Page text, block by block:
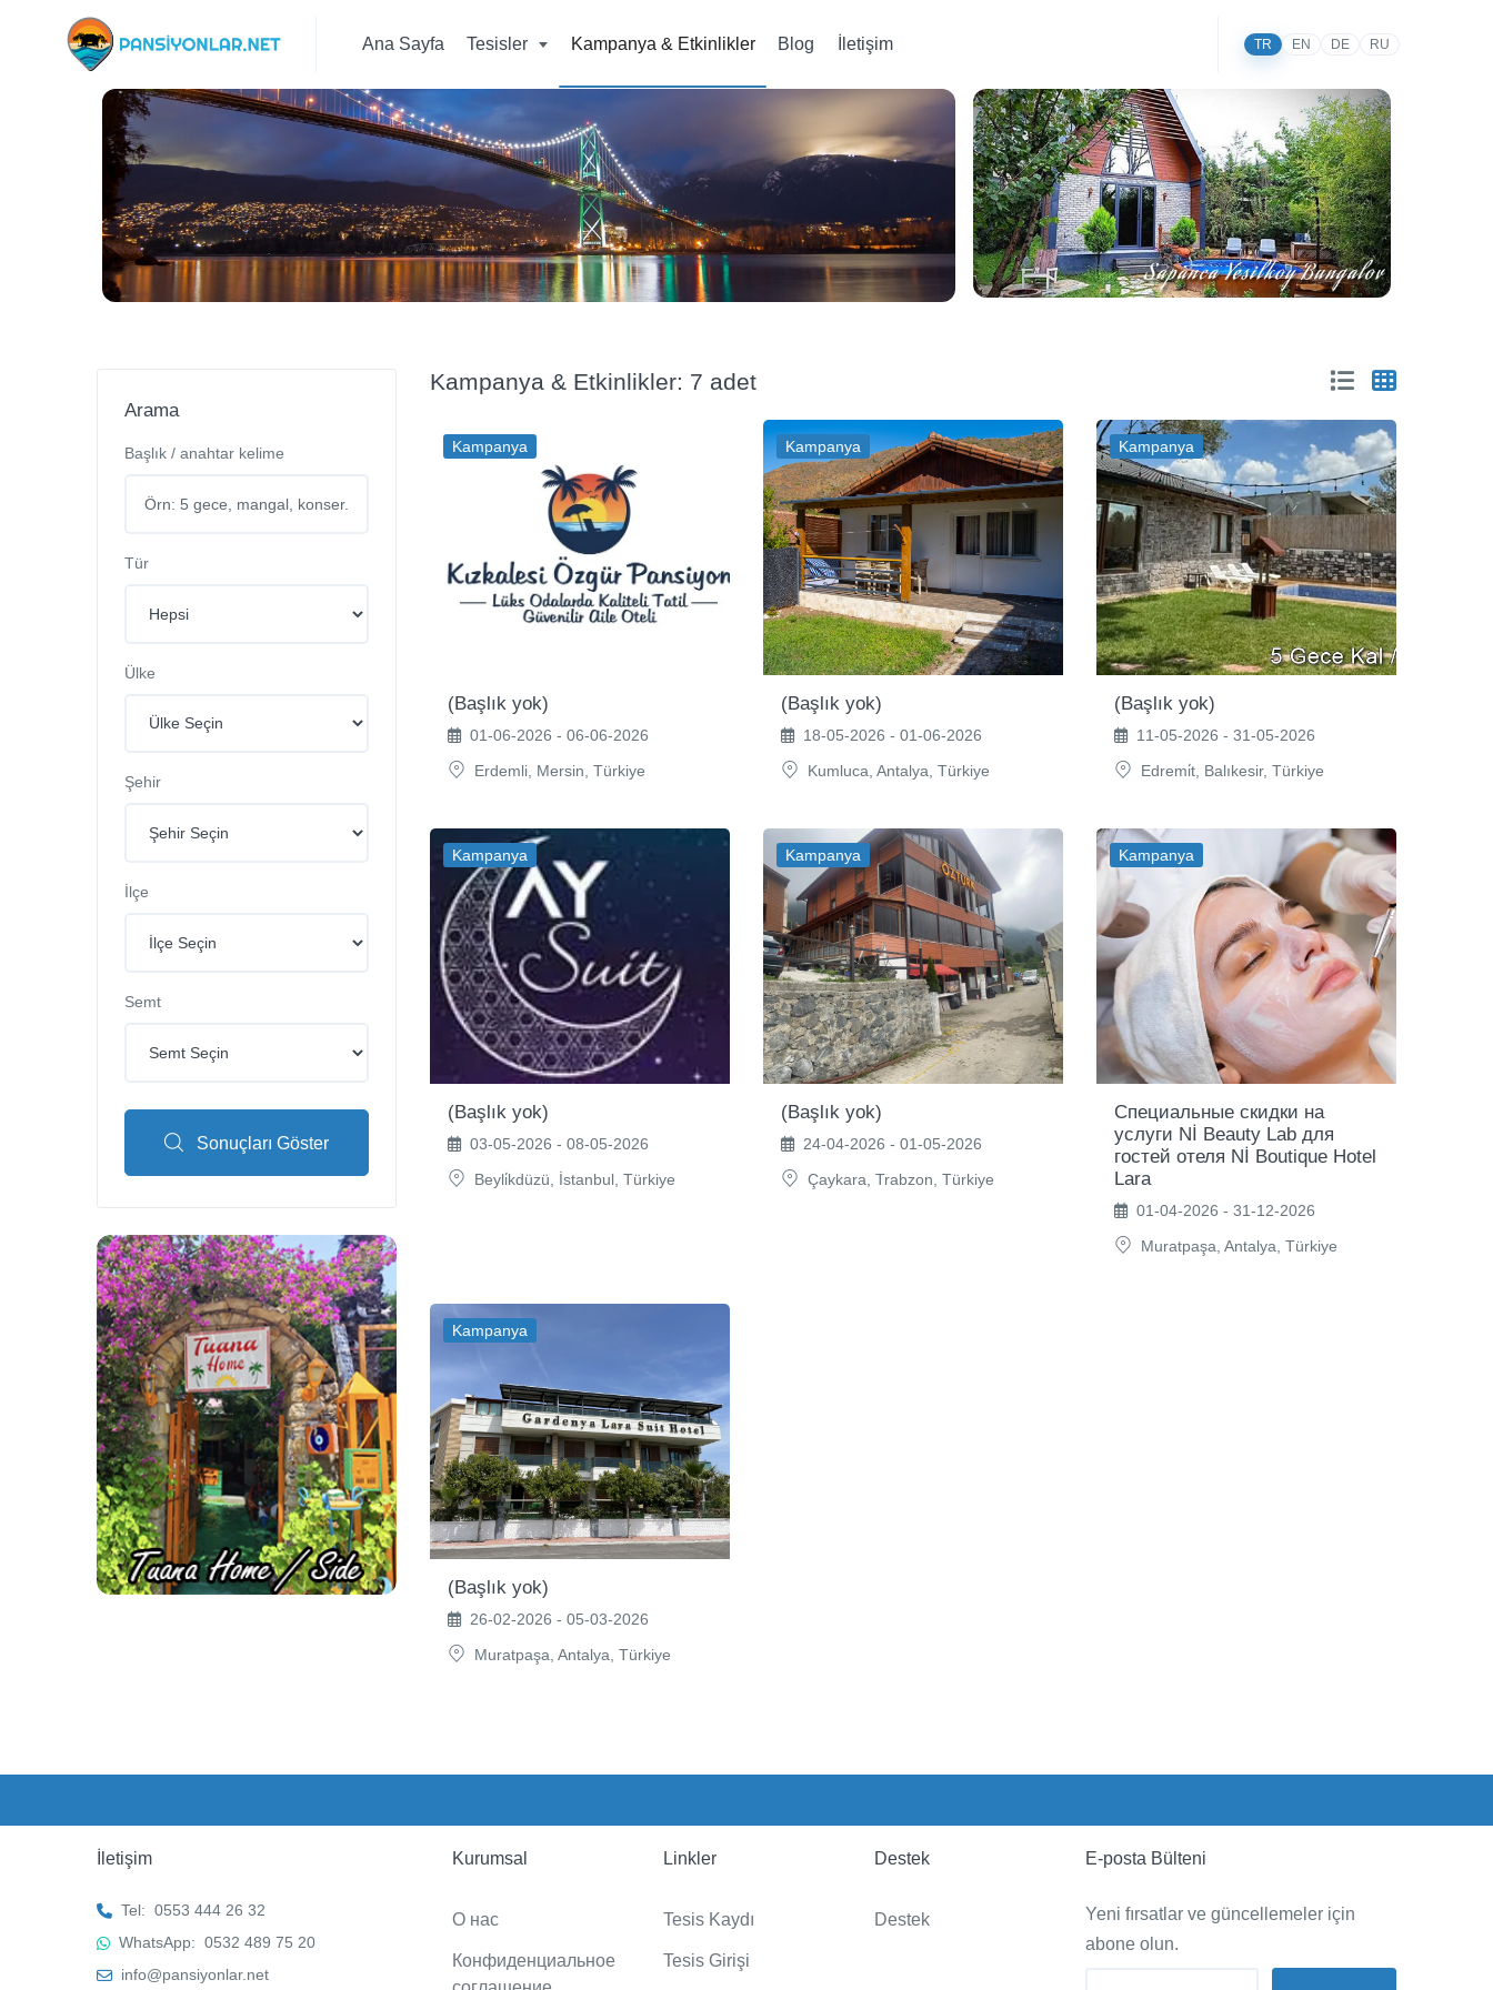
Ana Sayfa Tesisler Kampanya & Etkinlikler Blog İletişim TR EN DE RU
Arama
Başlık / anahtar kelime
Tür
Ülke
Şehir
İlçe
Semt
Sonuçları Göster
Kampanya & Etkinlikler: 7 adet
Kampanya
(Başlık yok)
01-06-2026 - 06-06-2026
Erdemli, Mersin, Türkiye
Kampanya
(Başlık yok)
18-05-2026 - 01-06-2026
Kumluca, Antalya, Türkiye
Kampanya
(Başlık yok)
11-05-2026 - 31-05-2026
Edremi̇t, Balıkesir, Türkiye
Kampanya
(Başlık yok)
03-05-2026 - 08-05-2026
Beyli̇kdüzü, İstanbul, Türkiye
Kampanya
(Başlık yok)
24-04-2026 - 01-05-2026
Çaykara, Trabzon, Türkiye
Kampanya
Специальные скидки на
услуги Nİ Beauty Lab для
гостей отеля Nİ Boutique Hotel
Lara
01-04-2026 - 31-12-2026
Muratpaşa, Antalya, Türkiye
Kampanya
(Başlık yok)
26-02-2026 - 05-03-2026
Muratpaşa, Antalya, Türkiye
İletişim
Tel: 0553 444 26 32
WhatsApp: 0532 489 75 20
info@pansiyonlar.net
Kurumsal
О нас
Конфиденциальное
Linkler
Tesis Kaydı
Tesis Girişi
Destek
Destek
E-posta Bülteni
Yeni fırsatlar ve güncellemeler için
abone olun.